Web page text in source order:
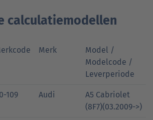
calculatiemodellen
Merk
Model /
Modelcode /
Leverperiode
109 Audi
A5 Cabriolet
(8F7)(03.2009->)